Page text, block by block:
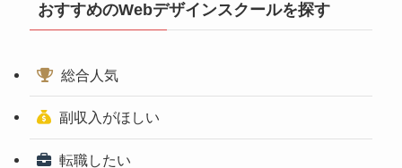
おすすめのWebデザインスクールを探す
総合人気
副収入がほしい
転職したい